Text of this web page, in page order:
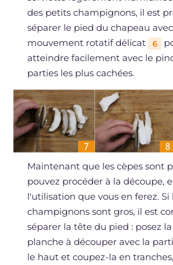
des petits champignons, il est
séparer le pied du chapeau
mouvement rotatif délicat
6
atteindre facilement avec le
parties les plus cachées.
Maintenant que les cèpes sont
pouvez procéder à la découpe,
l'utilisation que vous en ferez. Si
champignons sont gros, il est
séparer la tête du pied : posez
planche à découper avec la
le haut et coupez-la en